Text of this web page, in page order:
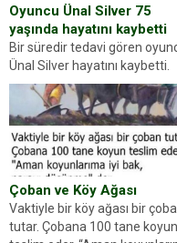
Oyuncu Ünal Silver 75
yaşında hayatını kaybetti
Bir süredir tedavi gören
Ünal Silver hayatını kaybetti.
Haberi, oyuncunun
ajansı duyurdu. Renda Güner,
sosyal medya hesabında
Oyuncumuz ve çok değerli
dostumuz...
Çoban ve Köy Ağası
Vaktiyle bir köy ağası bir
tutar. Çobana 100 tane koyun